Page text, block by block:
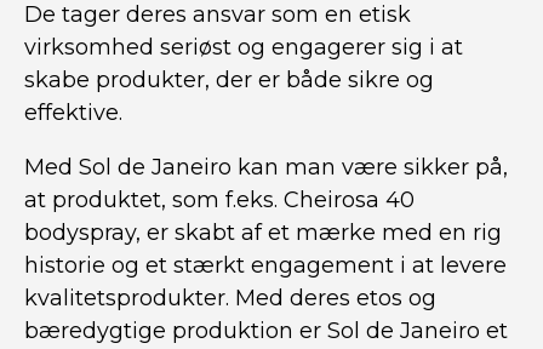
De tager deres ansvar som en etisk
virksomhed seriøst og engagerer sig i at
skabe produkter, der er både sikre og
effektive.
Med Sol de Janeiro kan man være sikker på,
at produktet, som f.eks. Cheirosa 40
bodyspray, er skabt af et mærke med en rig
historie og et stærkt engagement i at levere
kvalitetsprodukter. Med deres etos og
bæredygtige produktion er Sol de Janeiro et